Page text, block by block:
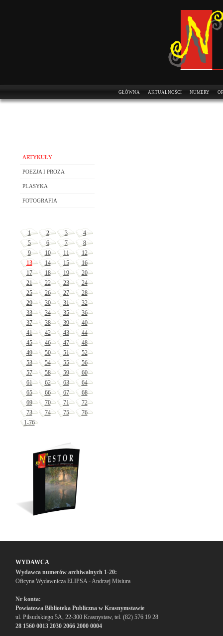
GŁÓWNA AKTUALNOŚCI NUMERY
ARTYKUŁY
POEZJA I PROZA
PLASYKA
FOTOGRAFIA
1 2 3
4
5
6 7
8
9
10 11
12
13
14 15
16
17
18 19
20
21
22 23
24
25
26 27
28
29
30 31
32
33
34 35
36
37
38 39
40
41
42 43
44
45
46 47
48
49
50 51
52
53
54 55
56
57
58 59
60
61
62 63
64
65
66 67
68
69
70 71
72
73
74 75
76
1-76
WYDAWCA
Wydawca numerów archiwalnych 1-20:
Oficyna Wydawnicza ELIPSA - Andrzej Misiura
Nr konta:
Powiatowa Biblioteka Publiczna w Krasnymstawie
ul. Piłsudskiego 5A, 22-300 Krasnystaw, tel. (82) 576 19 28
28 1560 0013 2030 2066 2000 0004